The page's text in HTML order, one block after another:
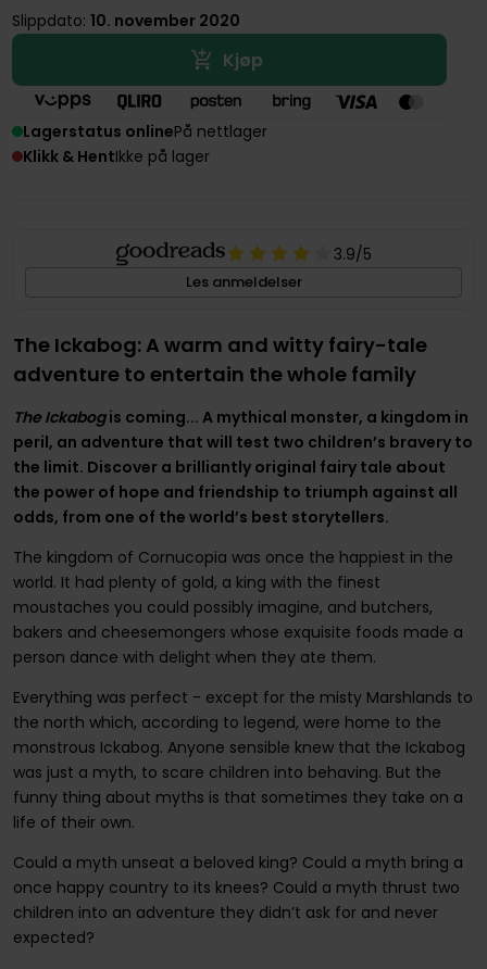
Slippdato: 10. november 2020
Kjøp
Lagerstatus onlinePå nettlager
Klikk & HentIkke på lager
3.9/5
Les anmeldelser
The Ickabog: A warm and witty fairy-tale
adventure to entertain the whole family
The Ickabogis coming... A mythical monster, a kingdom in
peril, an adventure that will test two children’s bravery to
the limit. Discover a brilliantly original fairy tale about
the power of hope and friendship to triumph against all
odds, from one of the world’s best storytellers.
The kingdom of Cornucopia was once the happiest in the
world. It had plenty of gold, a king with the finest
moustaches you could possibly imagine, and butchers,
bakers and cheesemongers whose exquisite foods made a
person dance with delight when they ate them.
Everything was perfect - except for the misty Marshlands to
the north which, according to legend, were home to the
monstrous Ickabog. Anyone sensible knew that the Ickabog
was just a myth, to scare children into behaving. But the
funny thing about myths is that sometimes they take on a
life of their own.
Could a myth unseat a beloved king? Could a myth bring a
once happy country to its knees? Could a myth thrust two
children into an adventure they didn’t ask for and never
expected?